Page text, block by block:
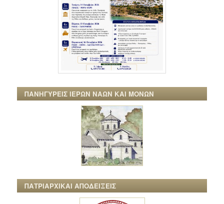
ΠΑΝΗΓΥΡΕΙΣ ΙΕΡΩΝ ΝΑΩΝ ΚΑΙ ΜΟΝΩΝ
ΠΑΤΡΙΑΡΧΙΚΑΙ ΑΠΟΔΕΙΞΕΙΣ